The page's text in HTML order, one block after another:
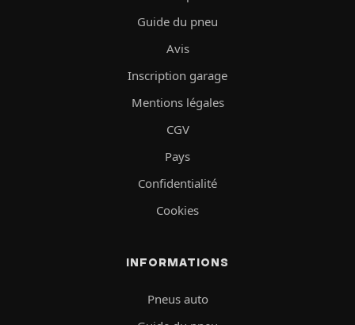
Guide du pneu
Avis
Inscription garage
Mentions légales
CGV
Pays
Confidentialité
Cookies
INFORMATIONS
Pneus auto